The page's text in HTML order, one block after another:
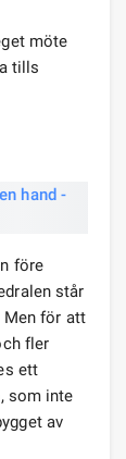
möte
tills
före
står
Men för att
fler
ett
som inte
av